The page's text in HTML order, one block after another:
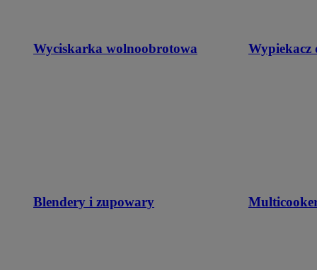
Wyciskarka wolnoobrotowa Wypiekacz
Blendery i zupowary